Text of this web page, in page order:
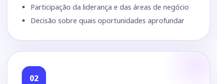
Participação da liderança e das áreas de negócio
Decisão sobre quais oportunidades aprofundar
02